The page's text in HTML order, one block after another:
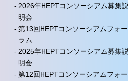
2026年HEPTコンソーシアム募集説
明会
第13回HEPTコンソーシアムフォー
ラム
2025年HEPTコンソーシアム募集説
明会
第12回HEPTコンソーシアムフォー